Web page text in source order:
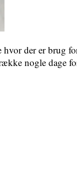
der er brug
nogle dage